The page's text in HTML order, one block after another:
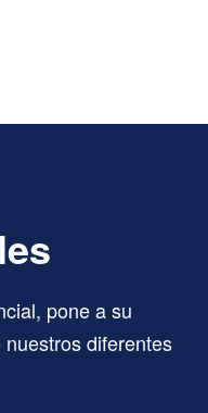
pone a su
diferentes